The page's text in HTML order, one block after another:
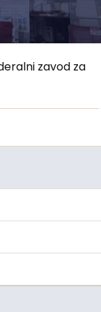
zavod za